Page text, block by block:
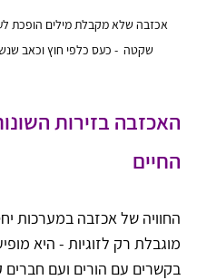
אכזבה שלא מקבלת מילים הופכת
שקטה  - כעס כלפי חוץ וכאב
האכזבה בזירות
החיים
החוויה של אכזבה במערכות
מוגבלת רק לזוגיות - היא
בקשרים עם הורים ועם חברים